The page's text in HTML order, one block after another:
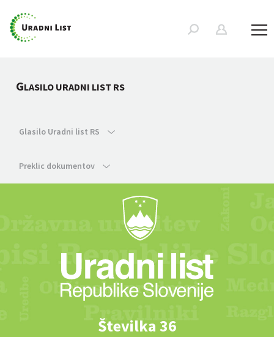
GLASILO URADNI LIST RS
Glasilo Uradni list RS
Preklic dokumentov
Številka 36